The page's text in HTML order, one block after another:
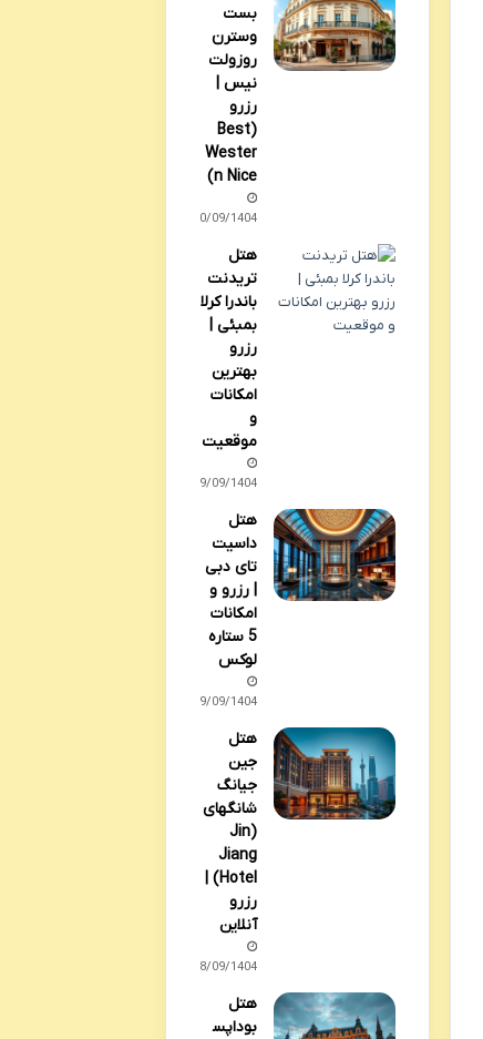
بست
وسترن
روزولت
نیس |
رزرو
(Best
Wester
n Nice)
30/09/1404
هتل
تریدنت
باندرا کرلا
بمبئی |
رزرو
بهترین
امکانات
و
موقعیت
29/09/1404
هتل
داسیت
تای دبی
| رزرو و
امکانات
5 ستاره
لوکس
29/09/1404
هتل
جین
جیانگ
شانگهای
(Jin
Jiang
Hotel) |
رزرو
آنلاین
28/09/1404
هتل
بوداپس